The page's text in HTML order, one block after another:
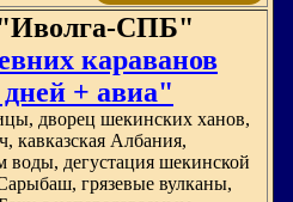
СПБ"
караванов
+ авиа"
дворец шекинских ханов,
кавказская Албания,
воды, дегустация шекинской
грязевые вулканы,